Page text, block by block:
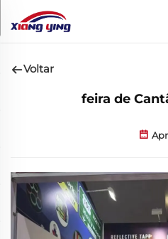
Voltar
feira de